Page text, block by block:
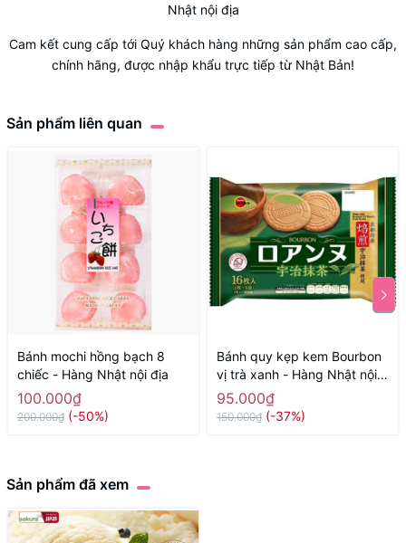
Nhật nội địa
Cam kết cung cấp tới Quý khách hàng những sản phẩm cao cấp,
chính hãng, được nhập khẩu trực tiếp từ Nhật Bản!
Sản phẩm liên quan
Bánh mochi hồng bạch 8
chiếc - Hàng Nhật nội địa
100.000₫
200.000₫ (-50%)
Bánh quy kẹp kem Bourbon
vị trà xanh - Hàng Nhật nội
địa
95.000₫
150.000₫ (-37%)
Sản phẩm đã xem